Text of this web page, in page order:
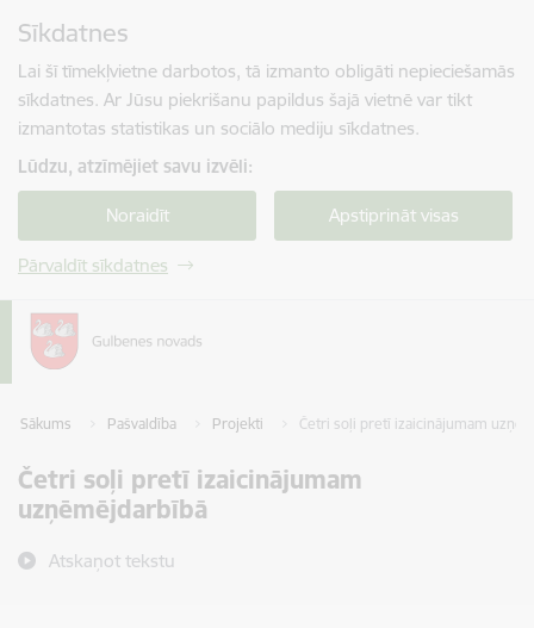
Sīkdatnes
Lai šī tīmekļvietne darbotos, tā izmanto obligāti nepieciešamās
sīkdatnes. Ar Jūsu piekrišanu papildus šajā vietnē var tikt
izmantotas statistikas un sociālo mediju sīkdatnes.
Lūdzu, atzīmējiet savu izvēli:
Noraidīt Apstiprināt visas
Pārvaldīt sīkdatnes
Sākums Pašvaldība Projekti Četri soļi pretī izaicinājumam
Četri soļi pretī izaicinājumam
uzņēmējdarbībā
Atskaņot tekstu